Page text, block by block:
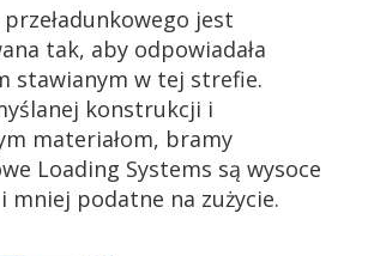
jest
tak, aby odpowiadała
stawianym w tej strefie.
konstrukcji i
materiałom, bramy
Loading Systems są wysoce
mniej podatne na zużycie.